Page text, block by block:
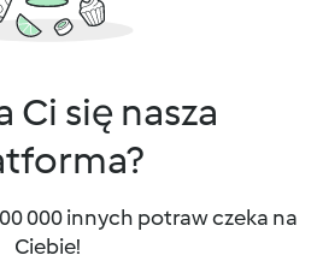
Ci się nasza
000 innych potraw czeka na
Ciebie!